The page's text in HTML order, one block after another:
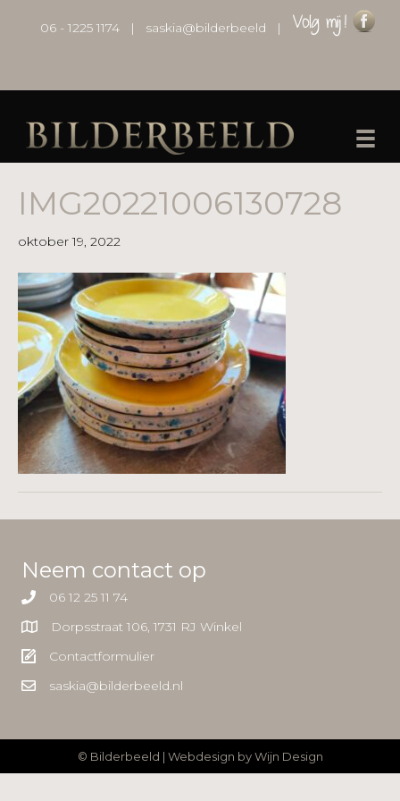
06 - 1225 1174 | saskia@bilderbeeld |
IMG20221006130728
oktober 19, 2022
Neem contact op
06 12 25 11 74
Dorpsstraat 106, 1731 RJ Winkel
Contactformulier
saskia@bilderbeeld.nl
© Bilderbeeld | Webdesign byWijn Design